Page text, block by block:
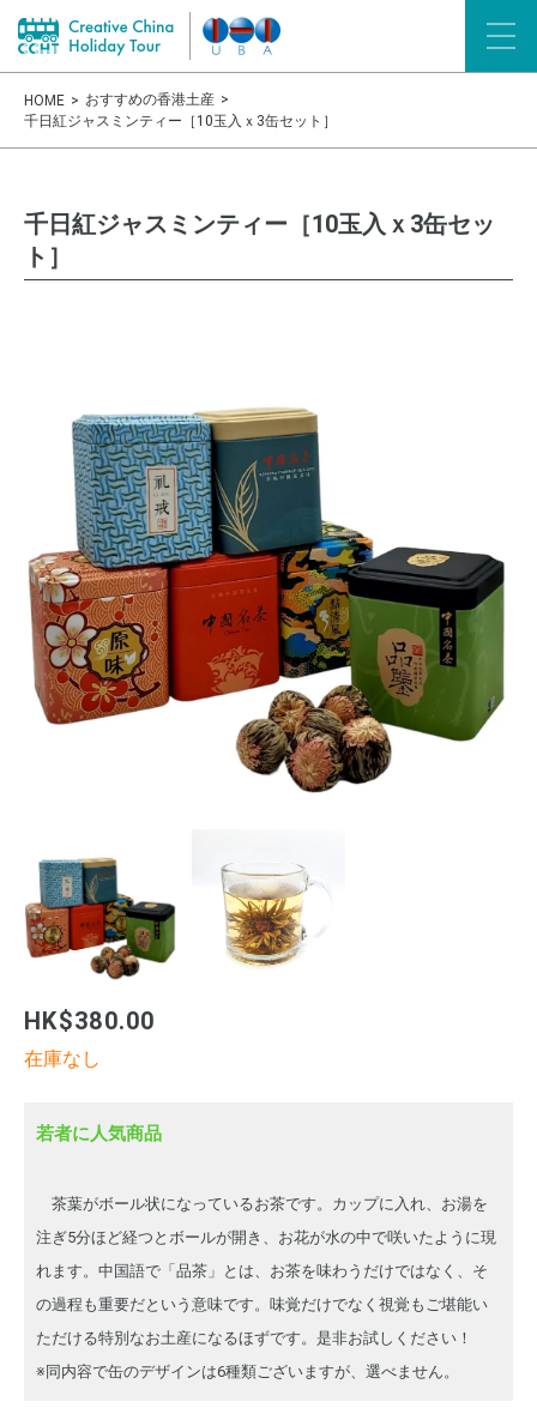
HOME
おすすめの香港土産
千日紅ジャスミンティー［10玉入ｘ3缶セット］
千日紅ジャスミンティー［10玉入ｘ3缶セッ
ト］
HK$380.00
在庫なし
若者に人気商品
茶葉がボール状になっているお茶です。カップに入れ、お湯を
注ぎ5分ほど経つとボールが開き、お花が水の中で咲いたように現
れます。中国語で「品茶」とは、お茶を味わうだけではなく、そ
の過程も重要だという意味です。味覚だけでなく視覚もご堪能い
ただける特別なお土産になるほずです。是非お試しください！
※同内容で缶のデザインは6種類ございますが、選べません。